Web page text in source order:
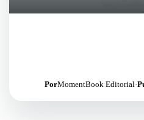
PorMomentBook Editorial·